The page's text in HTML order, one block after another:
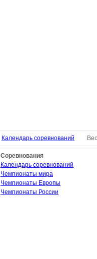
Календарь соревнований
Соревнования
Календарь соревнований
Чемпионаты мира
Чемпионаты Европы
Чемпионаты России